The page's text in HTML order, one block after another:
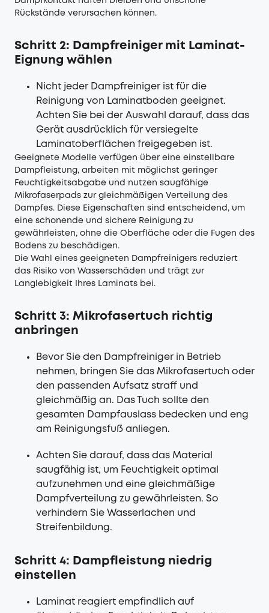
Rückstände verursachen können.
Schritt 2: Dampfreiniger mit Laminat-
Eignung wählen
Nicht jeder Dampfreiniger ist für die
Reinigung von Laminatboden geeignet.
Achten Sie bei der Auswahl darauf, dass das
Gerät ausdrücklich für versiegelte
Laminatoberflächen freigegeben ist.
Geeignete Modelle verfügen über eine einstellbare
Dampfleistung, arbeiten mit möglichst geringer
Feuchtigkeitsabgabe und nutzen saugfähige
Mikrofaserpads zur gleichmäßigen Verteilung des
Dampfes. Diese Eigenschaften sind entscheidend, um
eine schonende und sichere Reinigung zu
gewährleisten, ohne die Oberfläche oder die Fugen des
Bodens zu beschädigen.
Die Wahl eines geeigneten Dampfreinigers reduziert
das Risiko von Wasserschäden und trägt zur
Langlebigkeit Ihres Laminats bei.
Schritt 3: Mikrofasertuch richtig
anbringen
Bevor Sie den Dampfreiniger in Betrieb
nehmen, bringen Sie das Mikrofasertuch oder
den passenden Aufsatz straff und
gleichmäßig an. Das Tuch sollte den
gesamten Dampfauslass bedecken und eng
am Reinigungsfuß anliegen.
Achten Sie darauf, dass das Material
saugfähig ist, um Feuchtigkeit optimal
aufzunehmen und eine gleichmäßige
Dampfverteilung zu gewährleisten. So
verhindern Sie Wasserlachen und
Streifenbildung.
Schritt 4: Dampfleistung niedrig
einstellen
Laminat reagiert empfindlich auf